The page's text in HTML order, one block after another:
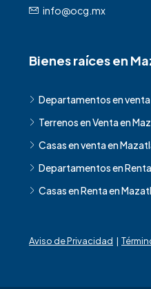
info@ocg.mx
Bienes raíces en
Departamentos en
Terrenos en Venta en
Casas en venta en
Departamentos en
Casas en Renta en
Aviso de Privacidad |